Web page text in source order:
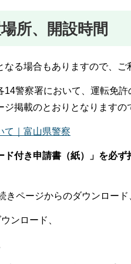
所、開設時間
る場合もありますので、ご
警察署において、運転免
掲載のとおりとなりますの
て｜富山県警察
ド付き申請書（紙）」を必ず
ページからのダウンロード
ンロード、